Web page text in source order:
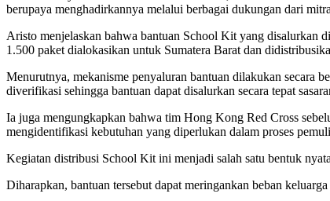
berupaya menghadirkannya melalui berbagai dukungan dari
Aristo menjelaskan bahwa bantuan School Kit yang disalurkan
1.500 paket dialokasikan untuk Sumatera Barat dan
Menurutnya, mekanisme penyaluran bantuan dilakukan secara
diverifikasi sehingga bantuan dapat disalurkan secara tepat
Ia juga mengungkapkan bahwa tim Hong Kong Red Cross
mengidentifikasi kebutuhan yang diperlukan dalam proses
Kegiatan distribusi School Kit ini menjadi salah satu bentuk
Diharapkan, bantuan tersebut dapat meringankan beban